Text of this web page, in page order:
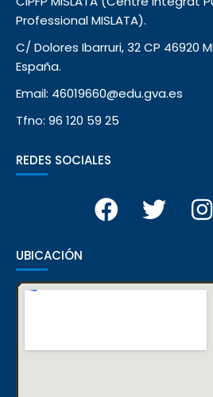
Professional MISLATA).
C/ Dolores Ibarruri, 32 CP 46920
España.
Email: 46019660@edu.gva.es
Tfno: 96 120 59 25
REDES SOCIALES
UBICACIÓN